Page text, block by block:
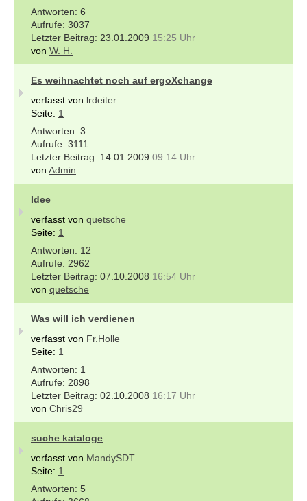
6
3037
23.01.2009 15:25 Uhr
von W. H.
Es weihnachtet noch auf ergoXchange
verfasst von lrdeiter
Seite: 1
3
3111
14.01.2009 09:14 Uhr
von Admin
Idee
verfasst von quetsche
Seite: 1
12
2962
07.10.2008 16:54 Uhr
von quetsche
Was will ich verdienen
verfasst von Fr.Holle
Seite: 1
1
2898
02.10.2008 16:17 Uhr
von Chris29
suche kataloge
verfasst von MandySDT
Seite: 1
5